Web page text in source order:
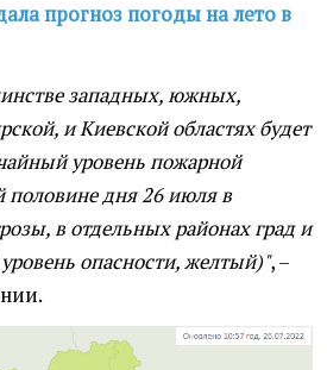
прогноз погоды на лето в
западных, южных,
и Киевской областях будет
уровень пожарной
половине дня 26 июля в
в отдельных районах град и
опасности, желтый)", –